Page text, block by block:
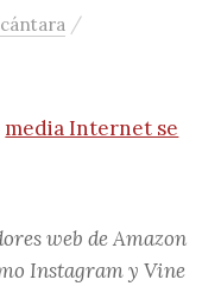
/
media Internet se
web de Amazon
Instagram y Vine